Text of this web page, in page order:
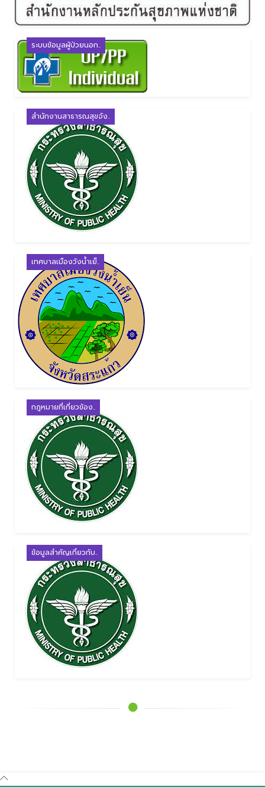
ระบบข้อมูลผู้ป่วยนอก..
สำนักงานสาธารณสุขจัง..
เทศบาลเมืองวังน้ำเย็..
กฎหมายที่เกี่ยวข้อง..
ข้อมูลสำคัญเกี่ยวกับ..